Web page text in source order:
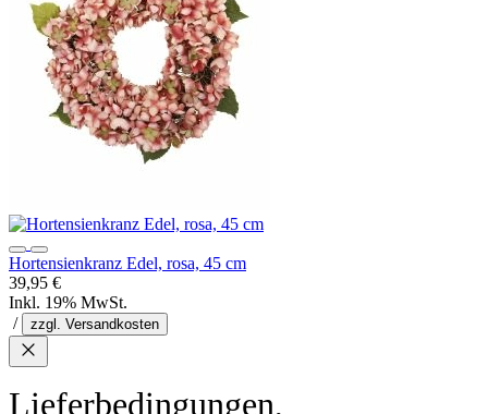
Hortensienkranz Edel, rosa, 45 cm
39,95 €
Inkl. 19% MwSt.
/
zzgl. Versandkosten
Lieferbedingungen,